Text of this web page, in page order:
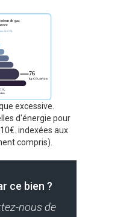
excessive.
d'énergie pour
indexées aux
compris).
ce bien ?
nous de